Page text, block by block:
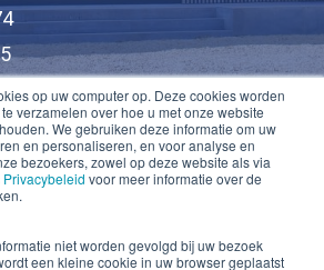
op uw computer op. Deze cookies worden
verzamelen over hoe u met onze website
We gebruiken deze informatie om uw
en personaliseren, en voor analyse en
bezoekers, zowel op deze website als via
Privacybeleid voor meer informatie over de
niet worden gevolgd bij uw bezoek
een kleine cookie in uw browser geplaatst